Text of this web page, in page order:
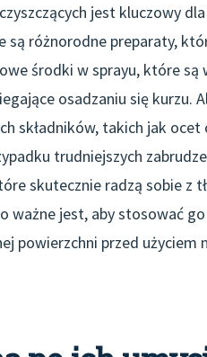
jest kluczowy
są różnorodne preparaty,
środki w sprayu, które
osadzaniu się kurzu.
składników, takich jak
trudniejszych
skutecznie radzą sobie z
ważne jest, aby stosować
powierzchni przed użyciem